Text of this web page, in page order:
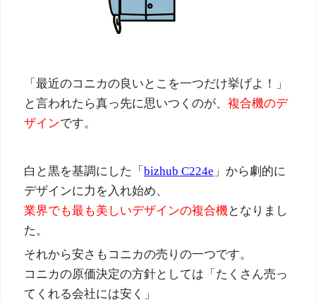
「最近のコニカの良いとこを一つだけ挙げよ！」
と言われたら真っ先に思いつくのが、 複合機のデ
ザインです。
白と黒を基調にした「 bizhub C224e 」から劇的に
デザインに力を入れ始め、
業界でも最も美しいデザインの複合機となりまし
た。
それから安さもコニカの売りの一つです。
コニカの原価決定の方針としては「たくさん売っ
てくれる会社には安く」